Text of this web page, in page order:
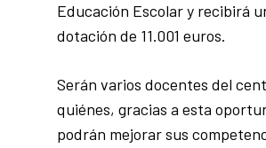
Educación Escolar y recibirá
dotación de 11.001 euros.
Serán varios docentes del
quiénes, gracias a esta
podrán mejorar sus